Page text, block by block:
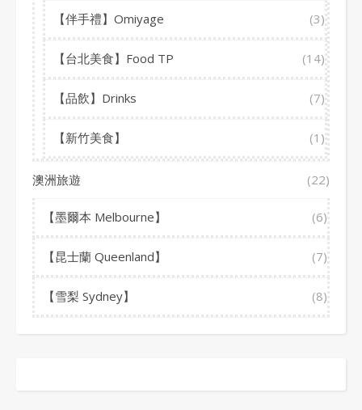
【伴手禮】Omiyage (3)
【台北美食】Food TP (14)
【品飲】Drinks (7)
【新竹美食】 (1)
澳洲旅遊 (22)
【墨爾本 Melbourne】 (6)
【昆士蘭 Queenland】 (7)
【雪梨 Sydney】 (8)